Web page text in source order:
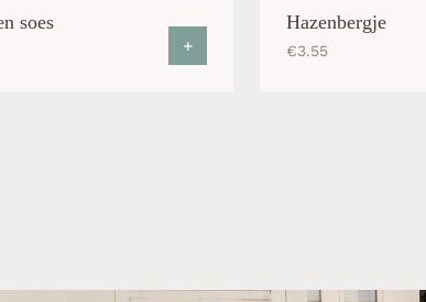
soes
+
Hazenbergje
€3.55